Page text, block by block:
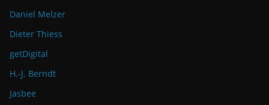
Daniel Melzer
Dieter Thiess
getDigital
H.-J. Berndt
Jasbee